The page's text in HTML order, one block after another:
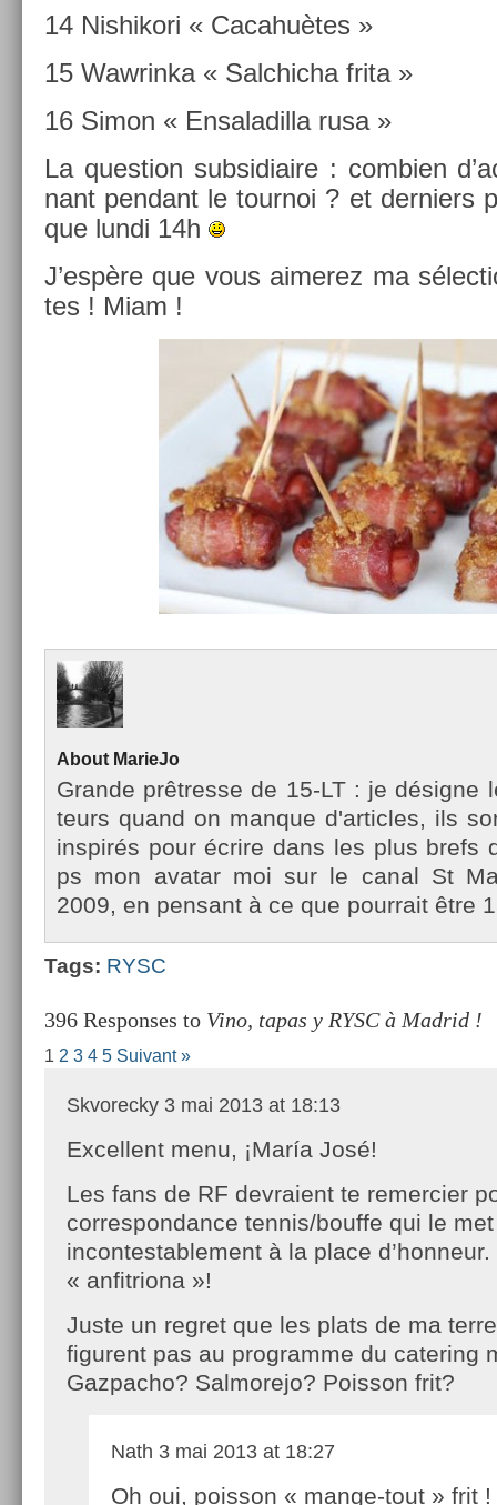
14 Nis­hikori « Cacahuè­tes »
15 Waw­rinka « Salchic­ha frita »
16 Simon « En­saladil­la rusa »
La ques­tion sub­sidiaire : com­bi­en
nant pen­dant le tour­noi ? et de­rni­ers
que lundi 14h
J’espère que vous aimerez ma
tes ! Miam !
About MarieJo
Gran­de prêtres­se de 15-LT : je désigne
teurs quand on man­que d'ar­ticles, ils
in­spirés pour écrire dans les plus brefs
ps mon avatar moi sur le canal St
2009, en pen­sant à ce que pour­rait être
Tags: RYSC
396 Responses to Vino, tapas y RYSC à Madrid !
1 2 3 4 5 Suivant »
Skvorecky 3 mai 2013 at 18:13
Excellent menu, ¡María José!
Les fans de RF devraient te remercier
correspondance tennis/bouffe qui le met
incontestablement à la place
« anfitriona »!
Juste un regret que les plats de ma
figurent pas au programme du catering
Gazpacho? Salmorejo? Poisson frit?
Nath 3 mai 2013 at 18:27
Oh oui, poisson « mange-tout » frit !